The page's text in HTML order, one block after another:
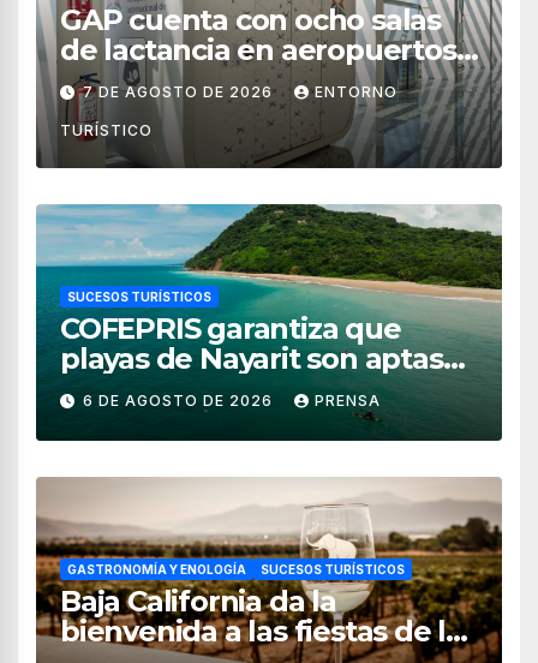
GAP cuenta con ocho salas
de lactancia en aeropuertos
de México
7 DE AGOSTO DE 2026 ENTORNO
TURÍSTICO
SUCESOS TURÍSTICOS
COFEPRIS garantiza que
playas de Nayarit son aptas
para uso recreativo
6 DE AGOSTO DE 2026 PRENSA
GASTRONOMÍA Y ENOLOGÍA SUCESOS TURÍSTICOS
Baja California da la
bienvenida a las fiestas de la